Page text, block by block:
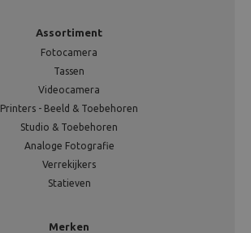
Assortiment
Fotocamera
Tassen
Videocamera
Printers - Beeld & Toebehoren
Studio & Toebehoren
Analoge Fotografie
Verrekijkers
Statieven
Merken